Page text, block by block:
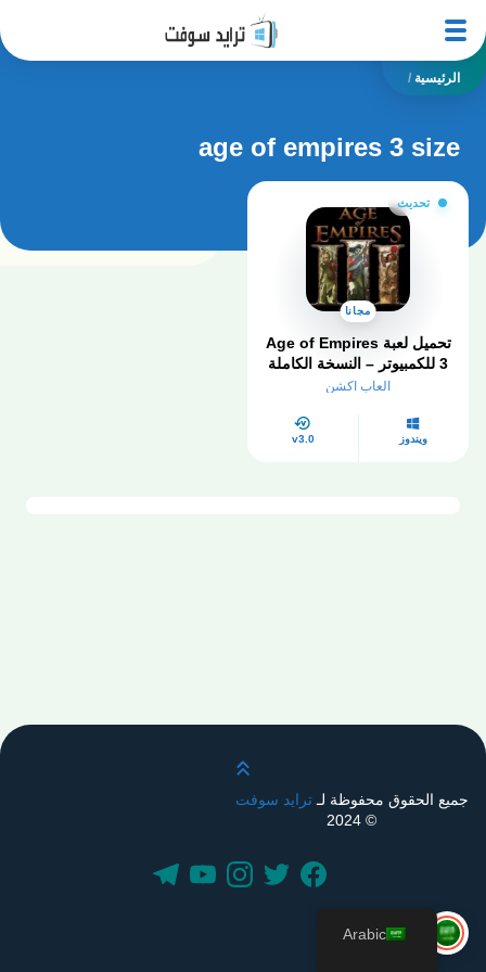
الرئيسية /
age of empires 3 size
تحديث
مجانا
تحميل لعبة Age of Empires
3 للكمبيوتر – النسخة الكاملة
العاب اكشن
ويندوز v3.0
قم بالتمرير لأعلى
جميع الحقوق محفوظة لـترايد سوفت
© 2024
Arabic